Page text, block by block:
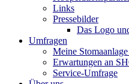
Links
Pressebilder
Das Logo
Umfragen
Meine
Erwartungen an
Service-Umfrage